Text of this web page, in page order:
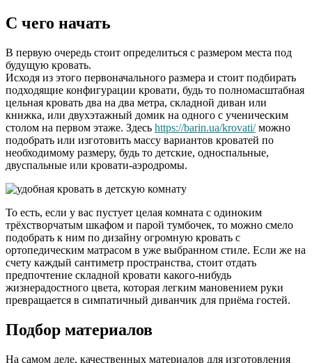
С чего начать
В первую очередь стоит определиться с размером места под
будущую кровать.
Исходя из этого первоначального размера и стоит подбирать
подходящие конфигурации кровати, будь то полномасштабная
цельная кровать два на два метра, складной диван или
книжка, или двухэтажный домик на одного с ученическим
столом на первом этаже. Здесь https://barin.ua/krovati/можно
подобрать или изготовить массу вариантов кроватей по
необходимому размеру, будь то детские, односпальные,
двуспальные или кровати-аэродромы.
То есть, если у вас пустует целая комната с одиноким
трёхстворчатым шкафом и парой тумбочек, то можно смело
подобрать к ним по дизайну огромную кровать с
ортопедическим матрасом в уже выбранном стиле. Если же на
счету каждый сантиметр пространства, стоит отдать
предпочтение складной кровати какого-нибудь
жизнерадостного цвета, которая легким мановением руки
превращается в симпатичный диванчик для приёма гостей.
Подбор материалов
На самом деле, качественных материалов для изготовления